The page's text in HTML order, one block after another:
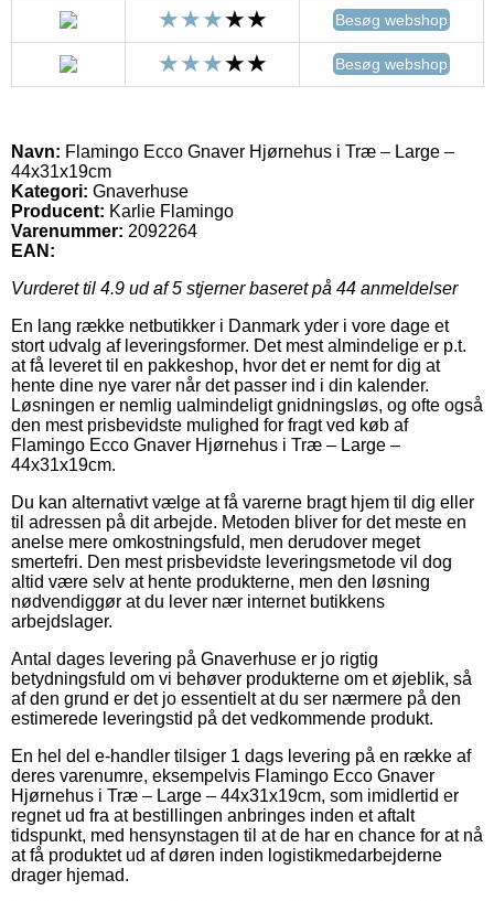
Besøg webshop
Besøg webshop
Navn: Flamingo Ecco Gnaver Hjørnehus i Træ – Large –
44x31x19cm
Kategori: Gnaverhuse
Producent: Karlie Flamingo
Varenummer: 2092264
EAN:
Vurderet til 4.9 ud af 5 stjerner baseret på 44 anmeldelser
En lang række netbutikker i Danmark yder i vore dage et
stort udvalg af leveringsformer. Det mest almindelige er p.t.
at få leveret til en pakkeshop, hvor det er nemt for dig at
hente dine nye varer når det passer ind i din kalender.
Løsningen er nemlig ualmindeligt gnidningsløs, og ofte også
den mest prisbevidste mulighed for fragt ved køb af
Flamingo Ecco Gnaver Hjørnehus i Træ – Large –
44x31x19cm.
Du kan alternativt vælge at få varerne bragt hjem til dig eller
til adressen på dit arbejde. Metoden bliver for det meste en
anelse mere omkostningsfuld, men derudover meget
smertefri. Den mest prisbevidste leveringsmetode vil dog
altid være selv at hente produkterne, men den løsning
nødvendiggør at du lever nær internet butikkens
arbejdslager.
Antal dages levering på Gnaverhuse er jo rigtig
betydningsfuld om vi behøver produkterne om et øjeblik, så
af den grund er det jo essentielt at du ser nærmere på den
estimerede leveringstid på det vedkommende produkt.
En hel del e-handler tilsiger 1 dags levering på en række af
deres varenumre, eksempelvis Flamingo Ecco Gnaver
Hjørnehus i Træ – Large – 44x31x19cm, som imidlertid er
regnet ud fra at bestillingen anbringes inden et aftalt
tidspunkt, med hensynstagen til at de har en chance for at nå
at få produktet ud af døren inden logistikmedarbejderne
drager hjemad.